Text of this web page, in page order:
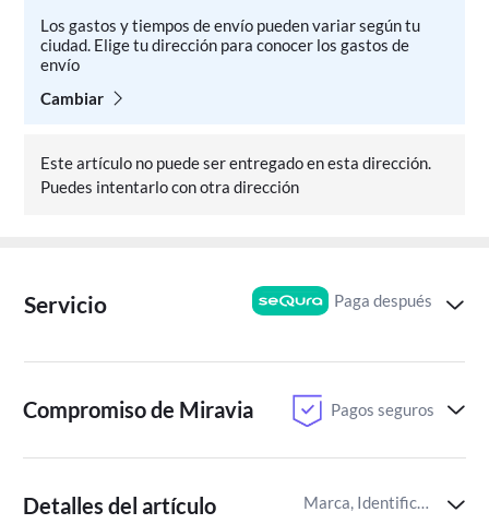
Los gastos y tiempos de envío pueden variar según tu
ciudad. Elige tu dirección para conocer los gastos de
envío
Cambiar
Este artículo no puede ser entregado en esta dirección.
Puedes intentarlo con otra dirección
Servicio Paga después
Compromiso de Miravia Pagos seguros
Detalles del artículo Marca, Identificador del artículo de Miravia